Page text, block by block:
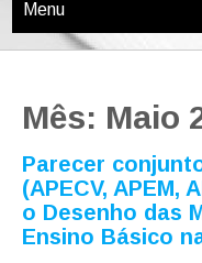
Menu
Mês: Maio
Parecer
(APECV, APEM,
o Desenho das
Ensino Básico